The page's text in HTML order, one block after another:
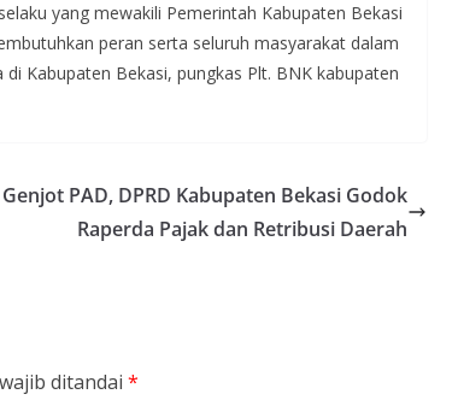
yang mewakili Pemerintah Kabupaten Bekasi
peran serta seluruh masyarakat dalam
Kabupaten Bekasi, pungkas Plt. BNK kabupaten
Genjot PAD, DPRD Kabupaten Bekasi Godok
Raperda Pajak dan Retribusi Daerah
ditandai *